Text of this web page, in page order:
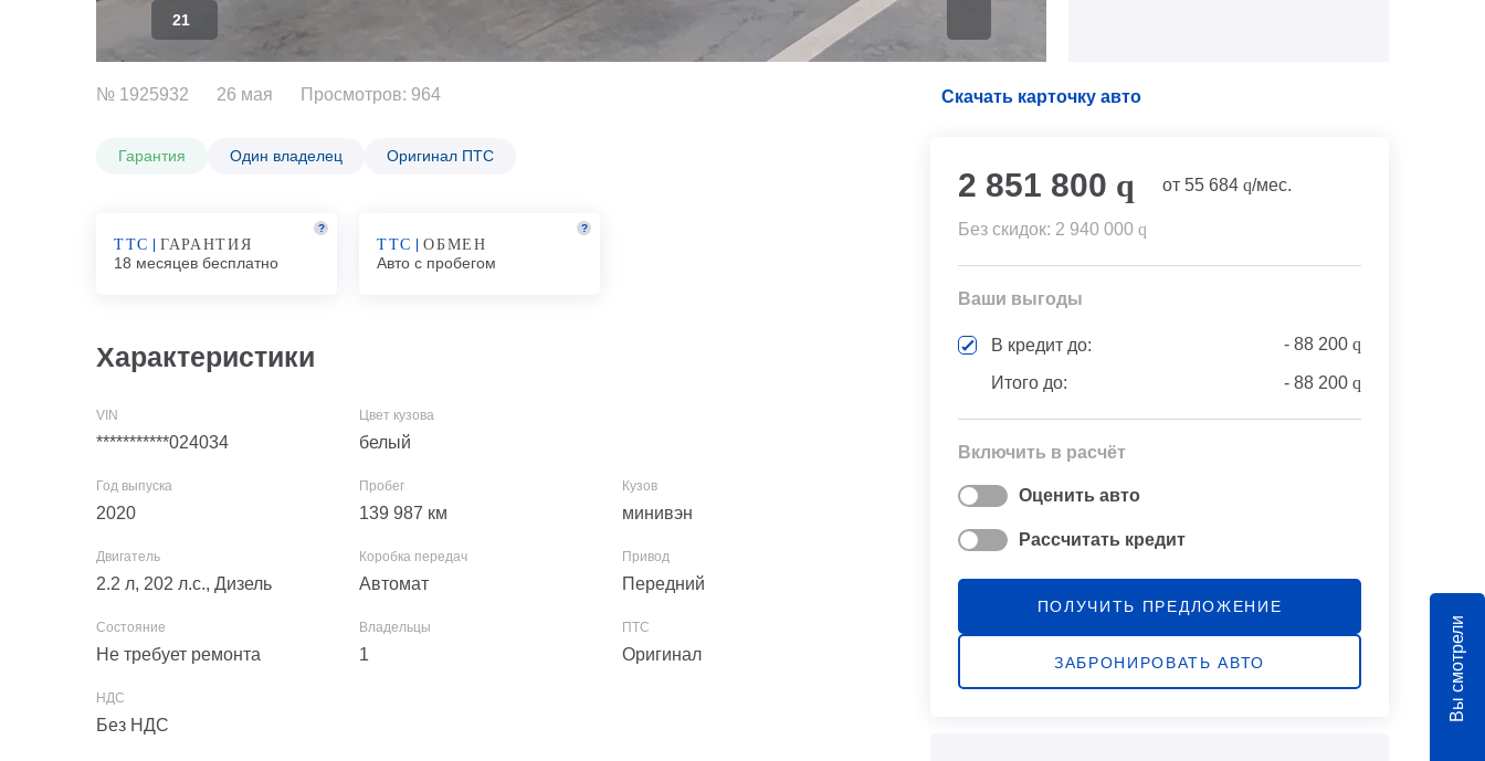
21
№ 1925932 26 мая Просмотров: 964
Гарантия Один владелец Оригинал ПТС
ТТС ГАРАНТИЯ
18 месяцев бесплатно
?
ТТС ОБМЕН
Авто с пробегом
?
Характеристики
***********024034 белый
2020 139 987 км минивэн
2.2 л, 202 л.с., Дизель Автомат Передний
Не требует ремонта 1 Оригинал
Без НДС
Скачать карточку авто
2 851 800 q от 55 684 q/мес.
Без скидок: 2 940 000 q
Ваши выгоды
В кредит до: - 88 200 q
Итого до: - 88 200 q
Включить в расчёт
Оценить авто
Рассчитать кредит
ПОЛУЧИТЬ ПРЕДЛОЖЕНИЕ
ЗАБРОНИРОВАТЬ АВТО Вы смотрели